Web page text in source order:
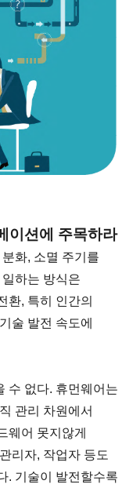
이션에 주목하라
화, 소멸 주기를
하는 방식은
환, 특히 인간의
술 발전 속도에
수 없다. 휴먼웨어는
관리 차원에서
웨어 못지않게
리자, 작업자 등도
. 기술이 발전할수록